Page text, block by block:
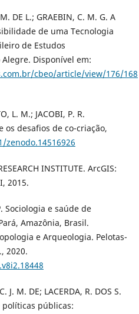
DE L.; GRAEBIN, C. M. G. A
de uma Tecnologia
de Estudos
Disponível em:
cbeo/article/view/176/168
L. M.; JACOBI, P. R.
desafios de co-criação,
INSTITUTE. ArcGIS:
2015.
Sociologia e saúde de
Amazônia, Brasil.
e Arqueologia. Pelotas-
2020.
J. M. DE; LACERDA, R. DOS S.
públicas: